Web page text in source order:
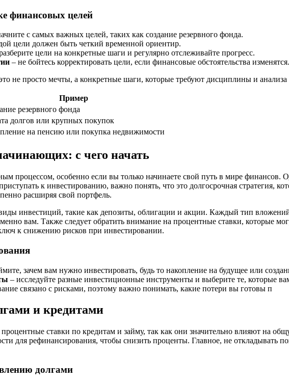
финансовых целей
с самых важных целей, таких как создание резервного фонда.
цели должен быть четкий временной ориентир.
цели на конкретные шаги и регулярно отслеживайте прогресс.
– не бойтесь корректировать цели, если финансовые обстоятельства изменятся.
не просто мечты, а конкретные шаги, которые требуют дисциплины и анализа
Пример
резервного фонда
долгов или крупных покупок
на пенсию или покупка недвижимости
с чего начать
процессом, особенно если вы только начинаете свой путь в мире финансов.
к инвестированию, важно понять, что это долгосрочная стратегия,
расширяя свой портфель.
виды инвестиций, такие как депозиты, облигации и акции. Каждый тип
вам. Также следует обратить внимание на процентные ставки, которые
к снижению рисков при инвестировании.
зачем вам нужно инвестировать, будь то накопление на будущее или
– исследуйте разные инвестиционные инструменты и выберите те, которые
связано с рисками, поэтому важно понимать, какие потери вы готовы п
и кредитами
ставки по кредитам и займу, так как они значительно влияют на
для рефинансирования, чтобы снизить проценты. Главное, не откладывать
долгами